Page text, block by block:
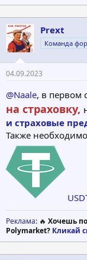
Prext
Команда
04.09.2023
@Naale, в первом
на страховку,
и страховые
Также
Реклама: 🔥 Хочешь
Polymarket? Кликай